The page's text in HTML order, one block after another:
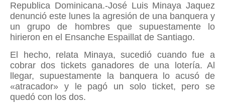
Republica Dominicana.-José Luis Minaya Jaquez
denunció este lunes la agresión de una banquera y
un grupo de hombres que supuestamente lo
hirieron en el Ensanche Espaillat de Santiago.
El hecho, relata Minaya, sucedió cuando fue a
cobrar dos tickets ganadores de una lotería. Al
llegar, supuestamente la banquera lo acusó de
«atracador» y le pagó un solo ticket, pero se
quedó con los dos.